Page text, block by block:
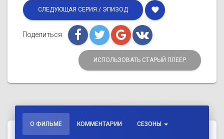
СЛЕДУЮЩАЯ СЕРИЯ / ЭПИЗОД favorite
Поделиться
ИСПОЛЬЗОВАТЬ СТАРЫЙ ПЛЕЕР
О ФИЛЬМЕ КОММЕНТАРИИ СЕЗОНЫ